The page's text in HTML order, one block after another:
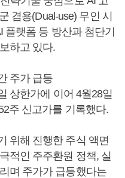
겸용(Dual-use) 무인 시
플랫폼 등 방산과 첨단기
하고 있다.
주가 급등
상한가에 이어 4월28일
주 신고가를 기록했다.
위해 진행한 주식 액면
적인 주주환원 정책, 실
며 주가가 급등했다는